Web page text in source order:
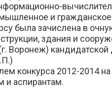
и гражданское
была зачислена в
здания и
Воронеж) кандидатской
конкурса 2012-2014
аспирантам.